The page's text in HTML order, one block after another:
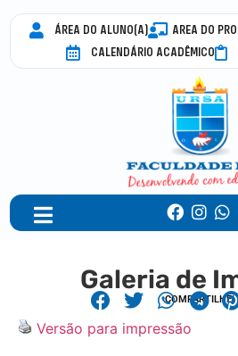
ÁREA DO ALUNO(A) AREA DO
CALENDÁRIO ACADÊMICO
Galeria de
COMPARTILHE!
Versão para impressão